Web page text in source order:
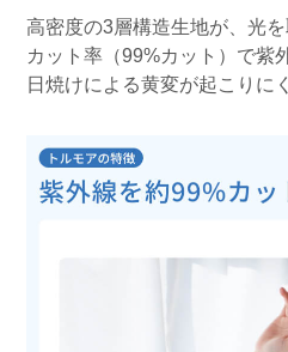
高密度の3層構造生地が、光
カット率（99%カット）で紫
日焼けによる黄変が起こりに